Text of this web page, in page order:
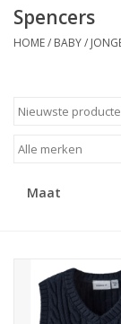
Baby
Meisjes
Speelgoed
Cadeaubonnen
Spencers
HOME/ BABY/
Maat